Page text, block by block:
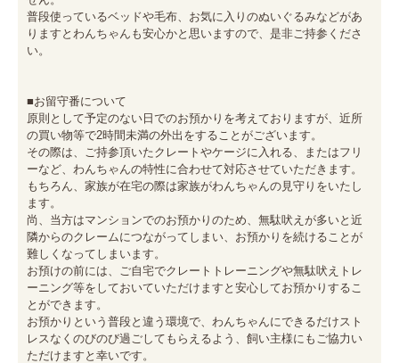
普段使っているベッドや毛布、お気に入りのぬいぐるみなどがあ
りますとわんちゃんも安心かと思いますので、是非ご持参くださ
い。
■お留守番について
原則として予定のない日でのお預かりを考えておりますが、近所
の買い物等で2時間未満の外出をすることがございます。
その際は、ご持参頂いたクレートやケージに入れる、またはフリ
ーなど、わんちゃんの特性に合わせて対応させていただきます。
もちろん、家族が在宅の際は家族がわんちゃんの見守りをいたし
ます。
尚、当方はマンションでのお預かりのため、無駄吠えが多いと近
隣からのクレームにつながってしまい、お預かりを続けることが
難しくなってしまいます。
お預けの前には、ご自宅でクレートトレーニングや無駄吠えトレ
ーニング等をしておいていただけますと安心してお預かりするこ
とができます。
お預かりという普段と違う環境で、わんちゃんにできるだけスト
レスなくのびのび過ごしてもらえるよう、飼い主様にもご協力い
ただけますと幸いです。